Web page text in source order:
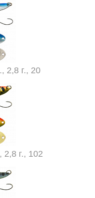
2,8 г., 20
г., 102